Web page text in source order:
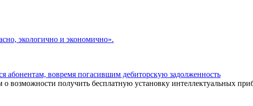
экологично и экономично».
абонентам, вовремя погасившим дебиторскую задолженность
возможности получить бесплатную установку интеллектуальных